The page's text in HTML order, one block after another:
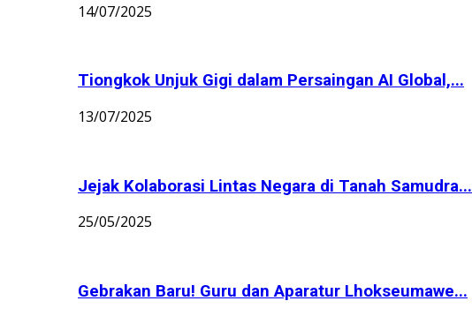
14/07/2025
Tiongkok Unjuk Gigi dalam Persaingan AI Global,...
13/07/2025
Jejak Kolaborasi Lintas Negara di Tanah Samudra...
25/05/2025
Gebrakan Baru! Guru dan Aparatur Lhokseumawe...